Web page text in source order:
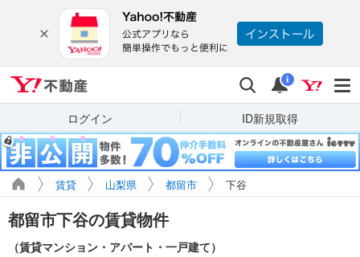
検索 通知
i
ログイン ID新規取得
賃貸 山梨県 都留市 下谷
都留市下谷の賃貸物件
（賃貸マンション・アパート・一戸建て）